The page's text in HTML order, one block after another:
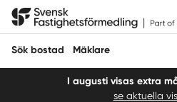
Hoppa
Svensk Fastighetsförmedling
Sök bostad Mäklare
I augusti visas extra
se aktuella